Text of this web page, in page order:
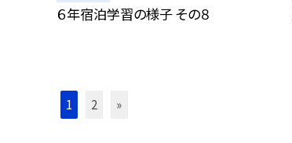
６年宿泊学習の様子 その８
1 2 »